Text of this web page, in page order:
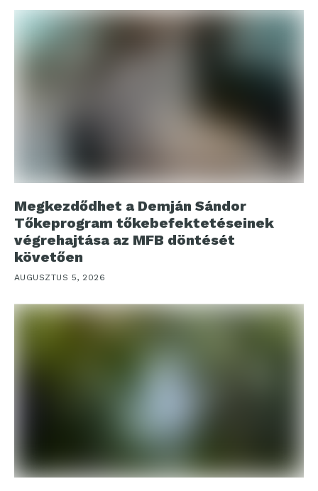
Megkezdődhet a Demján Sándor
Tőkeprogram tőkebefektetéseinek
végrehajtása az MFB döntését
követően
AUGUSZTUS 5, 2026